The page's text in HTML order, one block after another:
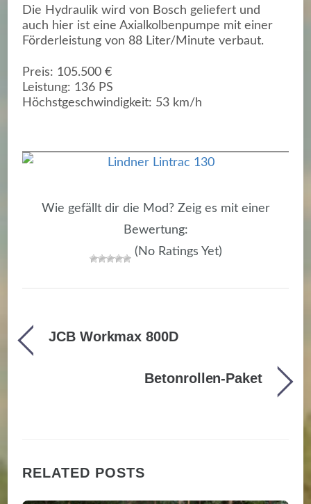
Die Hydraulik wird von Bosch geliefert und
auch hier ist eine Axialkolbenpumpe mit einer
Förderleistung von 88 Liter/Minute verbaut.
Preis: 105.500 €
Leistung: 136 PS
Höchstgeschwindigkeit: 53 km/h
Wie gefällt dir die Mod? Zeig es mit einer
Bewertung:
(No Ratings Yet)
JCB Workmax 800D
Betonrollen-Paket
RELATED POSTS